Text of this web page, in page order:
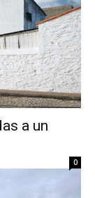
a un
0